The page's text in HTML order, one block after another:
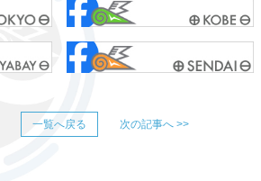
一覧へ戻る 次の記事へ >>